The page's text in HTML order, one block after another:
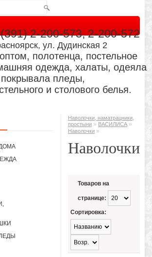
2-200-573, 2-200-572
ул. Дудинская 2
полотенца, постельное
одежда, халаты, одеяла
пледы,
и столового белья.
Наволочки, наматрацники,
простыни » ВАСИЛИСА »
Наволочки »
Наволочки
Товаров на
странице:
Сортировка: